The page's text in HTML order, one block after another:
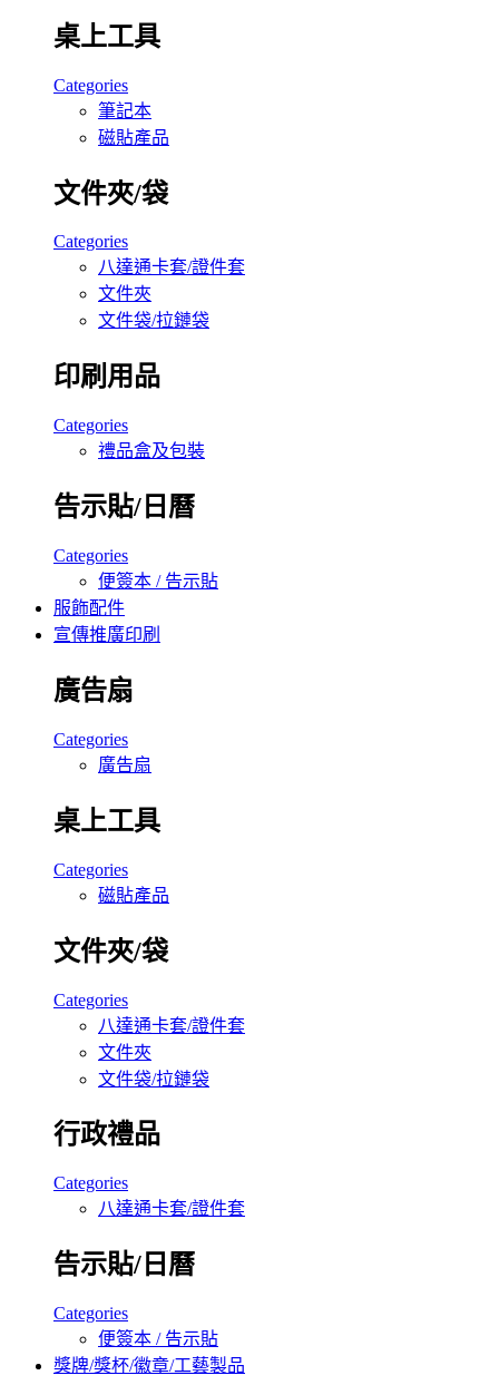
桌上工具
Categories
筆記本
磁貼產品
文件夾/袋
Categories
八達通卡套/證件套
文件夾
文件袋/拉鏈袋
印刷用品
Categories
禮品盒及包裝
告示貼/日曆
Categories
便簽本 / 告示貼
服飾配件
宣傳推廣印刷
廣告扇
Categories
廣告扇
桌上工具
Categories
磁貼產品
文件夾/袋
Categories
八達通卡套/證件套
文件夾
文件袋/拉鏈袋
行政禮品
Categories
八達通卡套/證件套
告示貼/日曆
Categories
便簽本 / 告示貼
獎牌/獎杯/徽章/工藝製品